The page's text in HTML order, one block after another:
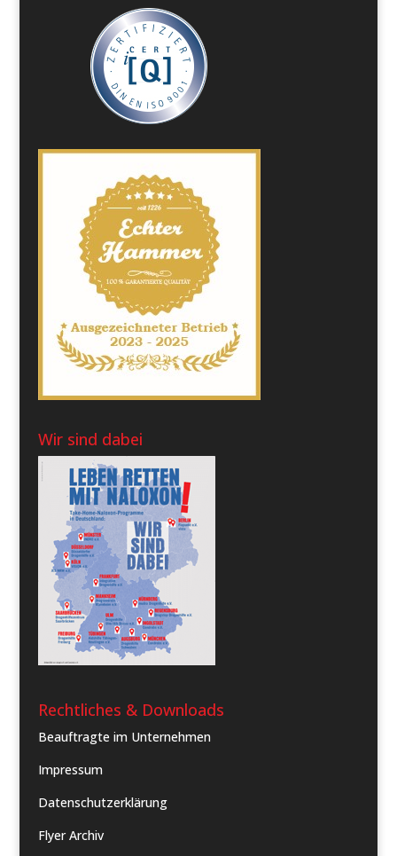
Wir sind dabei
Rechtliches & Downloads
Beauftragte im Unternehmen
Impressum
Datenschutzerklärung
Flyer Archiv